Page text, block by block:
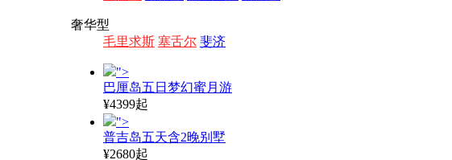
奢华型
毛里求斯 塞舌尔 斐济
">
巴厘岛五日梦幻蜜月游
¥4399起
">
普吉岛五天含2晚别墅
¥2680起